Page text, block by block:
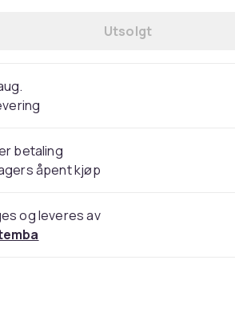
Utsolgt
betaling
åpent kjøp
og leveres av